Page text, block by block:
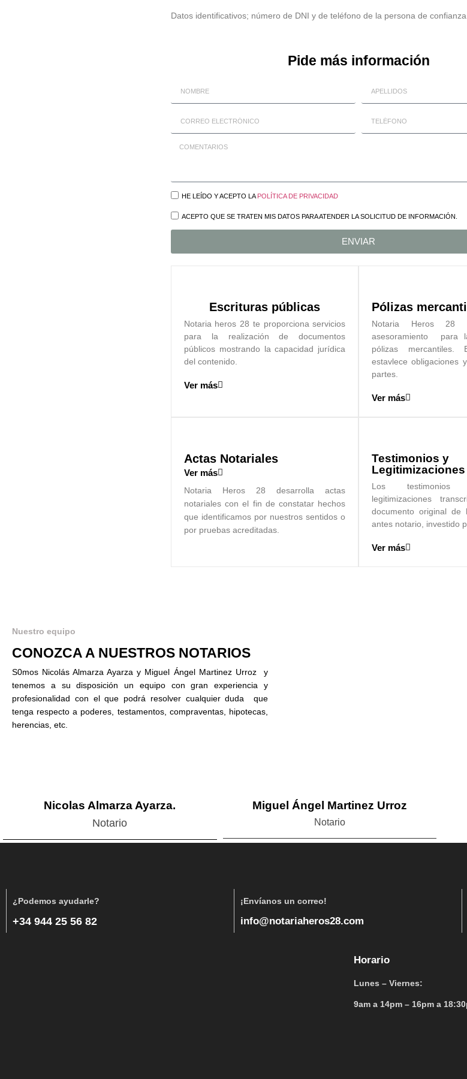
Datos identificativos; número de DNI y de teléfono de la persona de confianza.
Pide más información
HE LEÍDO Y ACEPTO LA POLÍTICA DE PRIVACIDAD
ACEPTO QUE SE TRATEN MIS DATOS PARA ATENDER LA SOLICITUD DE INFORMACIÓN.
ENVIAR
Escrituras públicas
Notaria heros 28 te proporciona servicios
para la realización de documentos
públicos mostrando la capacidad jurídica
del contenido.
Ver más
Pólizas
Notaria Heros 28
asesoramiento para
pólizas mercantiles.
estavlece obligaciones
partes.
Ver más
Actas Notariales
Ver más
Notaria Heros 28 desarrolla actas
notariales con el fin de constatar hechos
que identificamos por nuestros sentidos o
por pruebas acreditadas.
Testimonios y
Legitimizaciones
Los testimonios
legitimizaciones
documento original de
antes notario, investido
Ver más
Nuestro equipo
CONOZCA A NUESTROS NOTARIOS
S0mos Nicolás Almarza Ayarza y Miguel Ángel Martinez Urroz y
tenemos a su disposición un equipo con gran experiencia y
profesionalidad con el que podrá resolver cualquier duda que
tenga respecto a poderes, testamentos, compraventas, hipotecas,
herencias, etc.
Nicolas Almarza Ayarza.
Notario
Miguel Ángel Martinez Urroz
Notario
¿Podemos ayudarle?
+34 944 25 56 82
¡Envíanos un correo!
info@notariaheros28.com
Horario
Lunes – Viernes:
9am a 14pm – 16pm a